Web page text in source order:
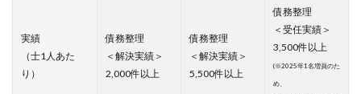
実績
（士1人あた
り）
債務整理
＜解決実績＞
2,000件以上
債務整理
＜解決実績＞
5,500件以上
債務整理
＜受任実績＞
3,500件以上
(※2025年1名増員のた
め、